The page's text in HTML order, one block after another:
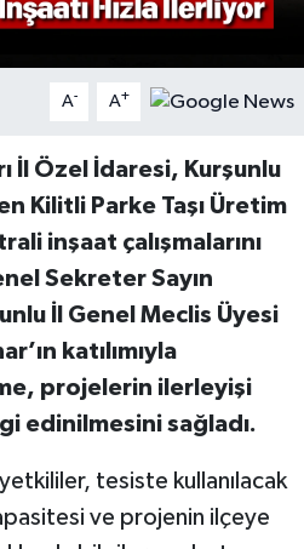
A- A+
İl Özel İdaresi, Kurşunlu
Kilitli Parke Taşı Üretim
inşaat çalışmalarını
Sekreter Sayın
İl Genel Meclis Üyesi
katılımıyla
projelerin ilerleyişi
edinilmesini sağladı.
tesiste kullanılacak
ve projenin ilçeye